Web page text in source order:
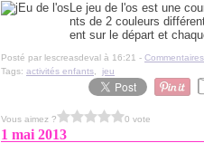
Le jeu de l'os est une
nts de 2 couleurs
ent sur le départ et
Posté par lescreasdeval à 16:21 -
Tags: activités enfants jeu
Vous aimez ? 0 vote
1 mai 2013